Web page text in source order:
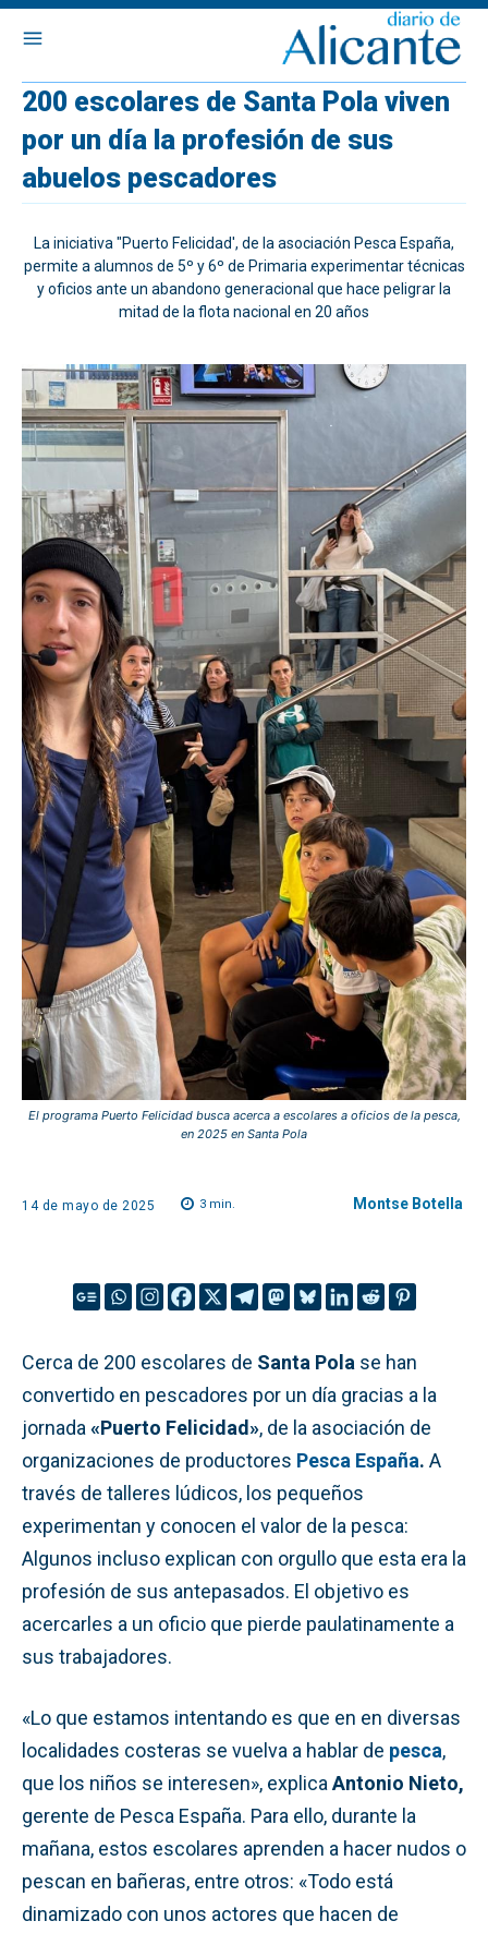
200 escolares de Santa Pola viven
por un día la profesión de sus
abuelos pescadores
La iniciativa "Puerto Felicidad', de la asociación Pesca España,
permite a alumnos de 5º y 6º de Primaria experimentar técnicas
y oficios ante un abandono generacional que hace peligrar la
mitad de la flota nacional en 20 años
El programa Puerto Felicidad busca acerca a escolares a oficios de la pesca,
en 2025 en Santa Pola
14 de mayo de 2025 3 min. Montse Botella
Cerca de 200 escolares de Santa Pola se han
convertido en pescadores por un día gracias a la
jornada «Puerto Felicidad», de la asociación de
organizaciones de productores Pesca España. A
través de talleres lúdicos, los pequeños
experimentan y conocen el valor de la pesca:
Algunos incluso explican con orgullo que esta era la
profesión de sus antepasados. El objetivo es
acercarles a un oficio que pierde paulatinamente a
sus trabajadores.
«Lo que estamos intentando es que en en diversas
localidades costeras se vuelva a hablar de pesca,
que los niños se interesen», explica Antonio Nieto,
gerente de Pesca España. Para ello, durante la
mañana, estos escolares aprenden a hacer nudos o
pescan en bañeras, entre otros: «Todo está
dinamizado con unos actores que hacen de